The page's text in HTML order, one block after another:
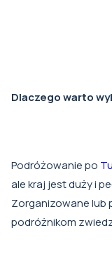
Dlaczego warto
Podróżowanie po
ale kraj jest duży i
Zorganizowane lub
podróżnikom